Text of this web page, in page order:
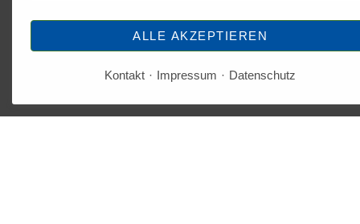
ALLE AKZEPTIEREN
Kontakt Impressum Datenschutz